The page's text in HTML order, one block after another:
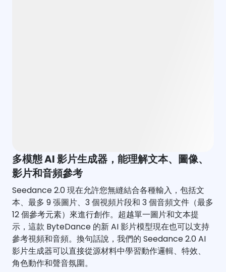
多模態 AI 影片生成器，能理解文本、圖像、
影片和音頻參考
Seedance 2.0 現在允許您無縫結合各種輸入，包括文
本、最多 9 張圖片、3 個視頻片段和 3 個音頻文件（最多
12 個參考元素）來進行創作。超越單一圖片和文本提
示，這款 ByteDance 的新 AI 影片模型現在也可以支持
參考視頻和音頻。換句話說，我們的 Seedance 2.0 AI
影片生成器可以直接從源材料中學習動作邏輯、特效、
角色動作和聲音氛圍。